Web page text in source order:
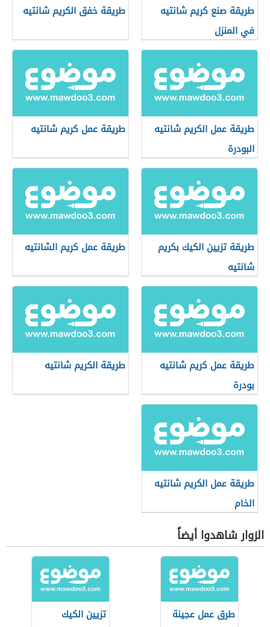
طريقة صنع كريم شانتيه
في المنزل
طريقة خفق الكريم شانتيه
طريقة عمل الكريم شانتيه
البودرة
طريقة عمل كريم شانتيه
طريقة تزيين الكيك بكريم
شانتيه
طريقة عمل كريم الشانتيه
طريقة عمل كريم شانتيه
بودرة
طريقة الكريم شانتيه
طريقة عمل الكريم شانتيه
الخام
الزوار شاهدوا أيضاً
طرق عمل عجينة
تزيين الكيك